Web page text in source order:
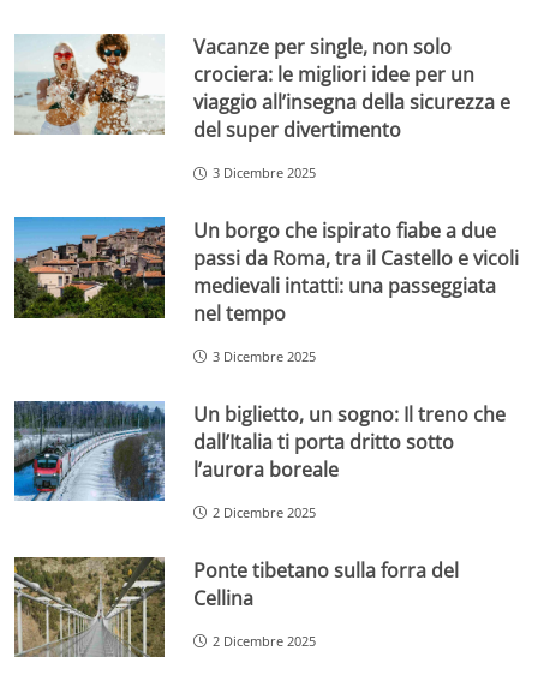
Vacanze per single, non solo
crociera: le migliori idee per un
viaggio all’insegna della sicurezza e
del super divertimento
3 Dicembre 2025
Un borgo che ispirato fiabe a due
passi da Roma, tra il Castello e vicoli
medievali intatti: una passeggiata
nel tempo
3 Dicembre 2025
Un biglietto, un sogno: Il treno che
dall’Italia ti porta dritto sotto
l’aurora boreale
2 Dicembre 2025
Ponte tibetano sulla forra del
Cellina
2 Dicembre 2025